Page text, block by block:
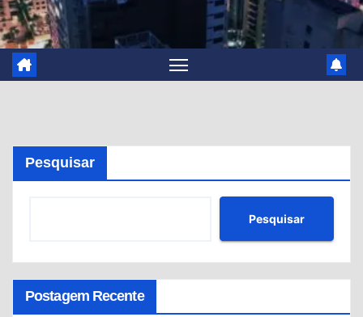
Pesquisar
Pesquisar
Postagem Recente